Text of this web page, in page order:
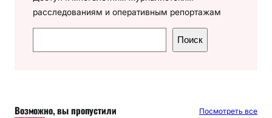
расследованиям и оперативным репортажам
о
Поиск
Возможно, вы пропустили Посмотреть все